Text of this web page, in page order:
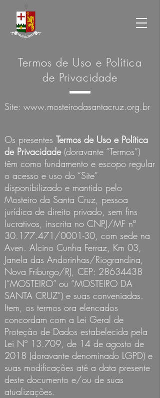
Termos de Uso e Política
de Privacidade
Site: www.mosteirodasantacruz.org.br
Os presentes Termos de Uso e Política
de Privacidade(doravante “Termos”)
têm como fundamento e escopo regular
o acesso e uso do “Site”
disponibilizado e mantido pelo
Mosteiro da Santa Cruz, pessoa
jurídica de direito privado, sem fins
lucrativos, inscrita no CNPJ/MF nº
30.177.471 /0001-30, com sede na
Aven. Alcino Cunha Ferraz, Km 03,
Janela das Andorinhas/Riograndina,
Nova Friburgo/RJ, CEP: 28634438
(“MOSTEIRO” ou “MOSTEIRO DA
SANTA CRUZ”) e suas conveniadas.
Item, os termos ora elencados
concordam com a Lei Geral de
Proteção de Dados estabelecida pela
Lei Nº 13.709, de 14 de agosto de
2018 (doravante denominado LGPD) e
suas modificações até a data presente
deste documento e/ou de suas
atualizações.